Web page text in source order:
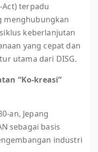
Act) terpadu
menghubungkan
keberlanjutan
yang cepat dan
utama dari DISG.
“Ko-kreasi”
an, Jepang
sebagai basis
industri